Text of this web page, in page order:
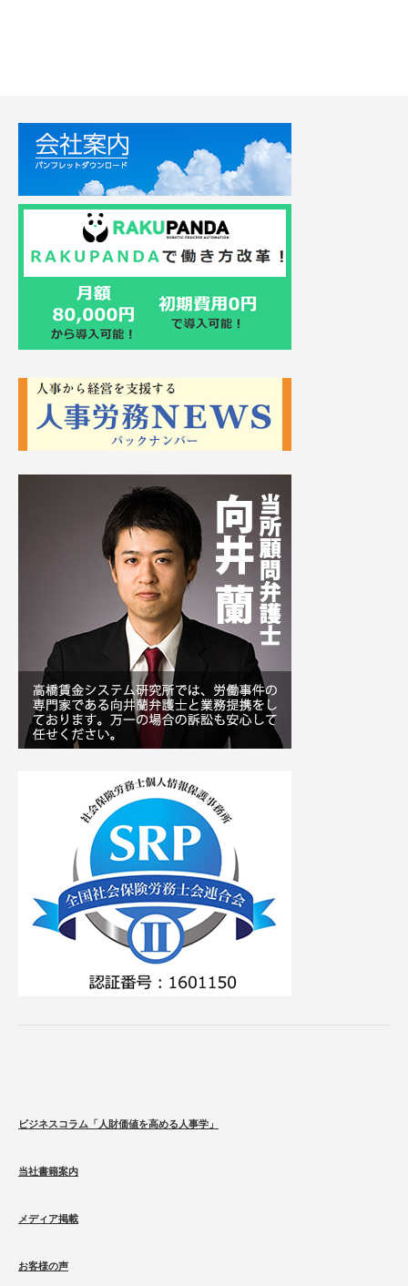
ビジネスコラム「人財価値を高める人事学」
当社書籍案内
メディア掲載
お客様の声